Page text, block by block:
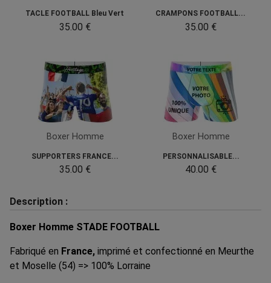
TACLE FOOTBALL Bleu Vert
35.00 €
CRAMPONS FOOTBALL...
35.00 €
Boxer Homme
SUPPORTERS FRANCE...
35.00 €
Boxer Homme
PERSONNALISABLE...
40.00 €
Description :
Boxer Homme STADE FOOTBALL
Fabriqué en France, imprimé et confectionné en Meurthe
et Moselle (54) => 100% Lorraine